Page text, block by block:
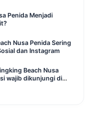
Penida Menjadi
Nusa Penida Sering
dan Instagram
Beach Nusa
wajib dikunjungi di